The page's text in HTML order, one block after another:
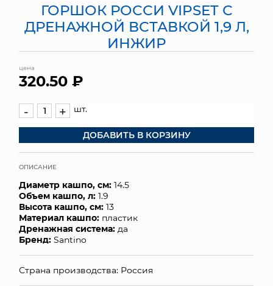
СУНДУКИ
ИСКУССТВЕННЫЕ ЦВЕТЫ
ТОРГОВЫЙ ЦЕНТР
ОПТОВЫМ КЛИЕНТАМ
ДОСТАВКА И ОПЛАТА
ГОРШОК РОССИ VIPSET С
ДРЕНАЖНОЙ ВСТАВКОЙ 1,9 Л,
ИНЖИР
цена
320.50 ₽
- + шт.
ДОБАВИТЬ В КОРЗИНУ
ОПИСАНИЕ
Диаметр кашпо, см: 14.5
Объем кашпо, л: 1.9
Высота кашпо, см: 13
Материал кашпо: пластик
Дренажная система: да
Бренд: Santino
Страна производства: Россия